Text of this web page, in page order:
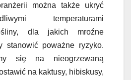
można także ukryć
temperaturami
dla jakich mroźne
stanowić poważne ryzyko.
się na nieogrzewaną
na kaktusy, hibiskusy,